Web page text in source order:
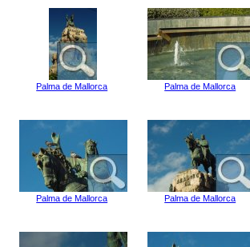
Palma de Mallorca Palma de Mallorca
Palma de Mallorca Palma de Mallorca